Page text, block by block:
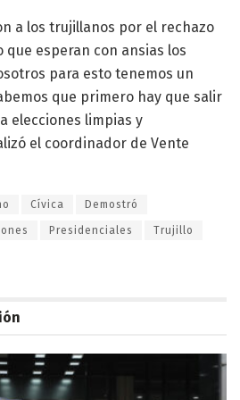
a los trujillanos por el rechazo
esperan con ansias los
para esto tenemos un
que primero hay que salir
elecciones limpias y
el coordinador de Vente
Cívica Demostró
Presidenciales Trujillo